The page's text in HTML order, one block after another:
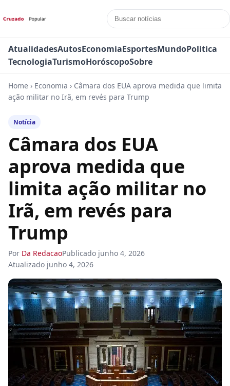
AtualidadesAutosEconomiaEsportesMundoPolitica
TecnologiaTurismoHoróscopoSobre
Home › Economia › Câmara dos EUA aprova medida que limita
ação militar no Irã, em revés para Trump
Notícia
Câmara dos EUA
aprova medida que
limita ação militar no
Irã, em revés para
Trump
Por Da RedacaoPublicado junho 4, 2026
Atualizado junho 4, 2026